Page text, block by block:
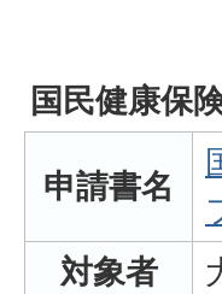
国民健康保
申請書名
対象者